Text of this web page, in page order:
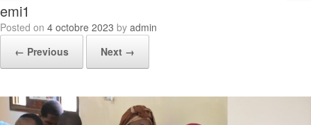
emi1
Posted on 4 octobre 2023 by admin
← Previous
Next →